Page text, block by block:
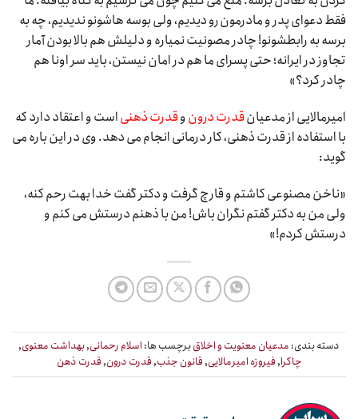
فقط دعوای پدر و مادرمون رو دیدیم، ولی بوسه هاشونو ندیدیم، چه به
برسه به رابطشونو! چادر مصونیت نمیاره و دلیلش هم بالا بودن آمار
تجاوز در ایرانه؛ حتی پسرای ما هم در امان نیستن، باید سر اونا هم
چادر کرد؟»
امیرمالایی از مدعیانقدرت درونوقدرت ذهنیاست و اعتقاد دارد که
با استفاده از قدرت ذهنی، کار درمانی انجام می دهد. وی در این باره می
گوید:
«ناخن مصنوعی کاشتم و قارچ گرفت و دکتر گفت خدا بهت رحم کنه،
ولی من به دکتر گفتم نگران باش! من با ذهنم درستش می کنم و
درستش کردم!»
دسته بندی: مدعیان معنویت و اخلاقبرچسب ها: اسلام رحمانی,بهداشت معنوی,
چاکرا,فیروزه امیرمالایی,قانون جذب,قدرت درون,قدرت ذهن